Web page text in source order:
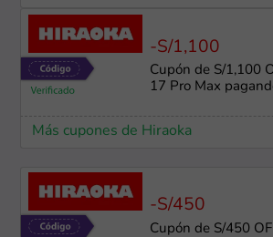
-S/1,100
Cupón de S/1,100
17 Pro Max
Más cupones de Hiraoka
-S/450
Cupón de S/450